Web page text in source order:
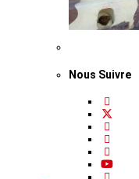
Nous Suivre